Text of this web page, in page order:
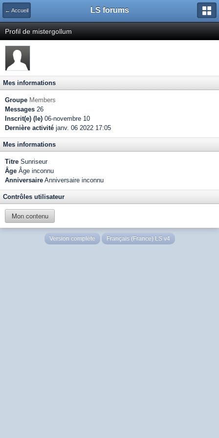
← Accueil LS forums
Profil de mistergollum
Mes informations
Groupe Members
Messages 26
Inscrit(e) (le) 06-novembre 10
Dernière activité janv. 06 2022 17:05
Mes informations
Titre Sunriseur
Âge Âge inconnu
Anniversaire Anniversaire inconnu
Contrôles utilisateur
Mon contenu
Version complète Français (France) LS v4